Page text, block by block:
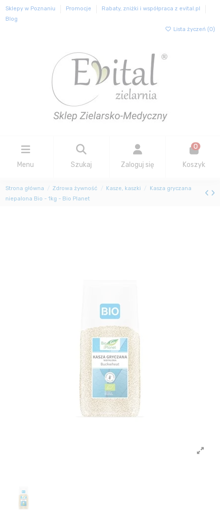
Sklepy w Poznaniu Promocje
Rabaty, zniżki i współpraca z evital.pl
Blog
Lista życzeń (0)
Menu Szukaj Zaloguj się
0
Koszyk
Strona główna Zdrowa żywność Kasze, kaszki
Kasza gryczana
niepalona Bio - 1kg - Bio Planet